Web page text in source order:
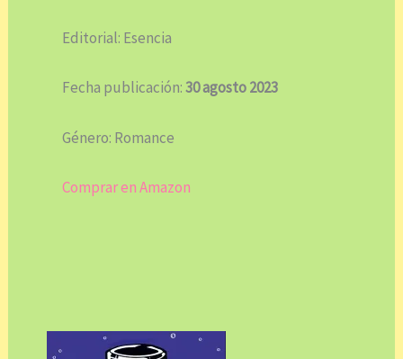
Editorial: Esencia
Fecha publicación:30 agosto 2023
Género: Romance
Comprar en Amazon